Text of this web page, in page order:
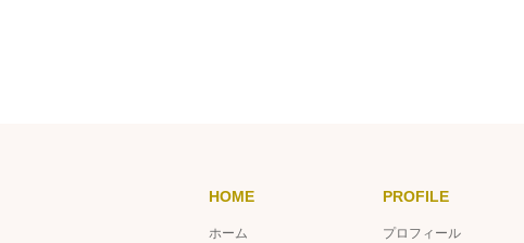
HOME
ホーム
PROFILE
プロフィール